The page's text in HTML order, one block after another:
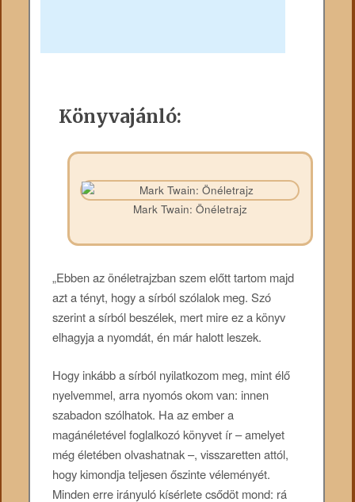
Könyvajánló:
Mark Twain: Önéletrajz
„Ebben ​az önéletrajzban szem előtt tartom majd
azt a tényt, hogy a sírból szólalok meg. Szó
szerint a sírból beszélek, mert mire ez a könyv
elhagyja a nyomdát, én már halott leszek.
Hogy inkább a sírból nyilatkozom meg, mint élő
nyelvemmel, arra nyomós okom van: innen
szabadon szólhatok. Ha az ember a
magánéletével foglalkozó könyvet ír – amelyet
még életében olvashatnak –, visszaretten attól,
hogy kimondja teljesen őszinte véleményét.
Minden erre irányuló kísérlete csődöt mond: rá